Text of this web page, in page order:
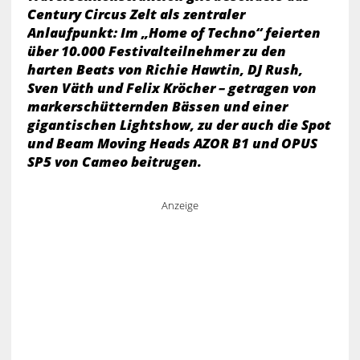
Century Circus Zelt als zentraler
Anlaufpunkt: Im „Home of Techno“ feierten
über 10.000 Festivalteilnehmer zu den
harten Beats von Richie Hawtin, DJ Rush,
Sven Väth und Felix Kröcher – getragen von
markerschütternden Bässen und einer
gigantischen Lightshow, zu der auch die Spot
und Beam Moving Heads AZOR B1 und OPUS
SP5 von Cameo beitrugen.
Anzeige